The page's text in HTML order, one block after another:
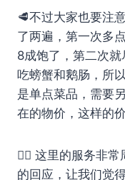
🥩不过大家也要注
了两遍，第一次多
8成饱了，第二次
吃螃蟹和鹅肠，所
是单点菜品，需要
在的物价，这样的
🙋‍♀️ 这里的服务非
的回应，让我们觉